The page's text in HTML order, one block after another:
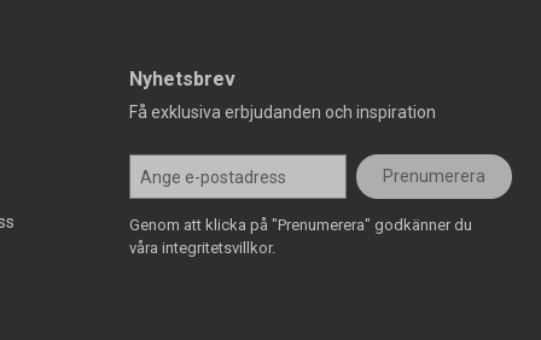
Nyhetsbrev
Få exklusiva erbjudanden och inspiration
Prenumerera
Genom att klicka på "Prenumerera" godkänner du
våra integritetsvillkor.